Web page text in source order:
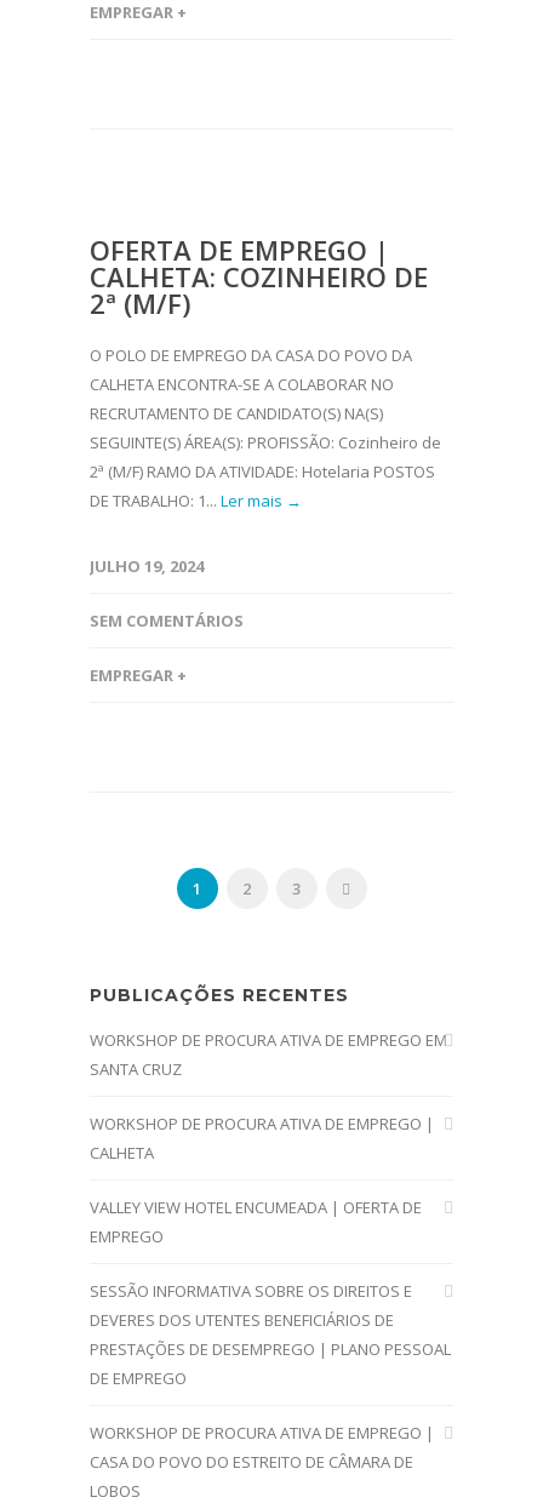
EMPREGAR +
OFERTA DE EMPREGO |
CALHETA: COZINHEIRO DE
2ª (M/F)
O POLO DE EMPREGO DA CASA DO POVO DA
CALHETA ENCONTRA-SE A COLABORAR NO
RECRUTAMENTO DE CANDIDATO(S) NA(S)
SEGUINTE(S) ÁREA(S): PROFISSÃO: Cozinheiro de
2ª (M/F) RAMO DA ATIVIDADE: Hotelaria POSTOS
DE TRABALHO: 1... Ler mais →
JULHO 19, 2024
SEM COMENTÁRIOS
EMPREGAR +
1 2 3
PUBLICAÇÕES RECENTES
WORKSHOP DE PROCURA ATIVA DE EMPREGO EM
SANTA CRUZ
WORKSHOP DE PROCURA ATIVA DE EMPREGO |
CALHETA
VALLEY VIEW HOTEL ENCUMEADA | OFERTA DE
EMPREGO
SESSÃO INFORMATIVA SOBRE OS DIREITOS E
DEVERES DOS UTENTES BENEFICIÁRIOS DE
PRESTAÇÕES DE DESEMPREGO | PLANO PESSOAL
DE EMPREGO
WORKSHOP DE PROCURA ATIVA DE EMPREGO |
CASA DO POVO DO ESTREITO DE CÂMARA DE
LOBOS